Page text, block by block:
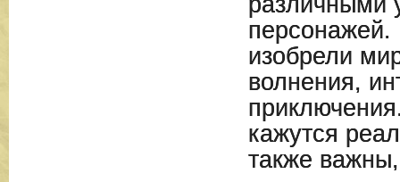
изобрели
волнения,
кажутся
также